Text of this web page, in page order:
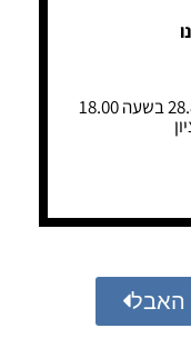
האבל